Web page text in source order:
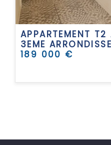
APPARTEMENT T2
3EME
189 000 €